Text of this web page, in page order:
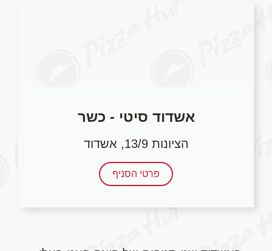
אשדוד סיטי - כשר
הציונות 13/9, אשדוד
פרטי הסניף